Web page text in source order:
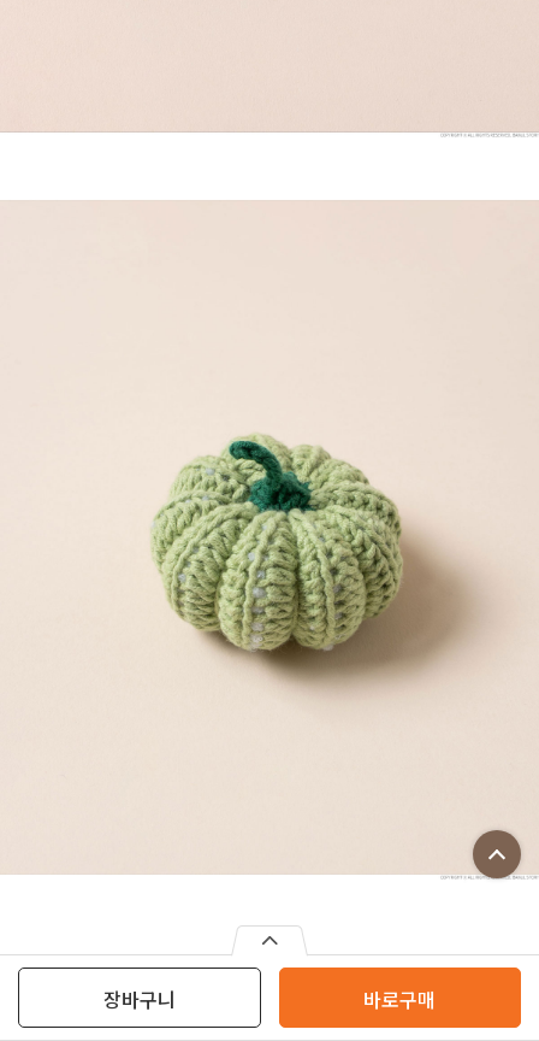
장바구니 바로구매